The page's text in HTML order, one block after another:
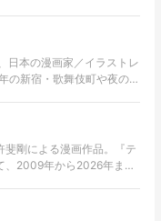
日本の漫画家／イラストレ
の新宿・歌舞伎町や夜の世
斐剛による漫画作品。『テ
、2009年から2026年まで